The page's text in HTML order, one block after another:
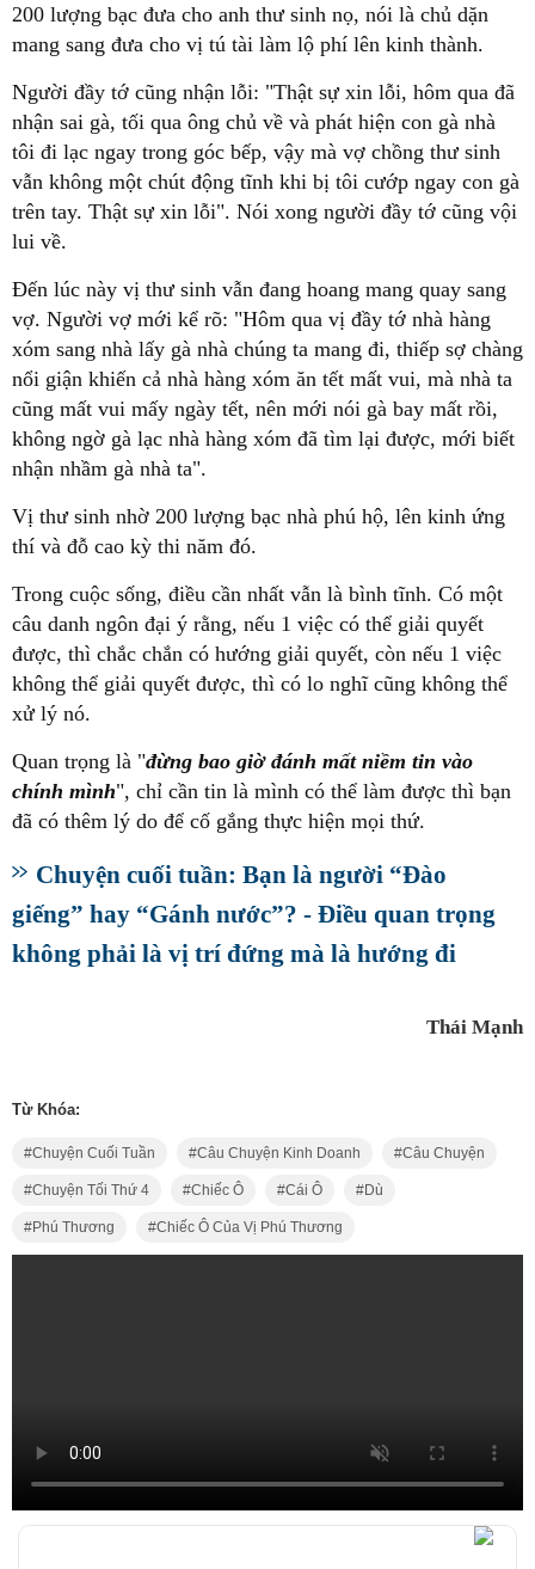
200 lượng bạc đưa cho anh thư sinh nọ, nói là chủ dặn
mang sang đưa cho vị tú tài làm lộ phí lên kinh thành.
Người đầy tớ cũng nhận lỗi: "Thật sự xin lỗi, hôm qua đã
nhận sai gà, tối qua ông chủ về và phát hiện con gà nhà
tôi đi lạc ngay trong góc bếp, vậy mà vợ chồng thư sinh
vẫn không một chút động tĩnh khi bị tôi cướp ngay con gà
trên tay. Thật sự xin lỗi". Nói xong người đầy tớ cũng vội
lui về.
Đến lúc này vị thư sinh vẫn đang hoang mang quay sang
vợ. Người vợ mới kể rõ: "Hôm qua vị đầy tớ nhà hàng
xóm sang nhà lấy gà nhà chúng ta mang đi, thiếp sợ chàng
nổi giận khiến cả nhà hàng xóm ăn tết mất vui, mà nhà ta
cũng mất vui mấy ngày tết, nên mới nói gà bay mất rồi,
không ngờ gà lạc nhà hàng xóm đã tìm lại được, mới biết
nhận nhầm gà nhà ta".
Vị thư sinh nhờ 200 lượng bạc nhà phú hộ, lên kinh ứng
thí và đỗ cao kỳ thi năm đó.
Trong cuộc sống, điều cần nhất vẫn là bình tĩnh. Có một
câu danh ngôn đại ý rằng, nếu 1 việc có thể giải quyết
được, thì chắc chắn có hướng giải quyết, còn nếu 1 việc
không thể giải quyết được, thì có lo nghĩ cũng không thể
xử lý nó.
Quan trọng là "đừng bao giờ đánh mất niềm tin vào
chính mình", chỉ cần tin là mình có thể làm được thì bạn
đã có thêm lý do để cố gắng thực hiện mọi thứ.
Chuyện cuối tuần: Bạn là người “Đào
giếng” hay “Gánh nước”? - Điều quan trọng
không phải là vị trí đứng mà là hướng đi
Thái Mạnh
Từ Khóa:
Chuyện Cuối Tuần Câu Chuyện Kinh Doanh Câu Chuyện
Chuyện Tối Thứ 4 Chiếc Ô Cái Ô Dù
Phú Thương Chiếc Ô Của Vị Phú Thương